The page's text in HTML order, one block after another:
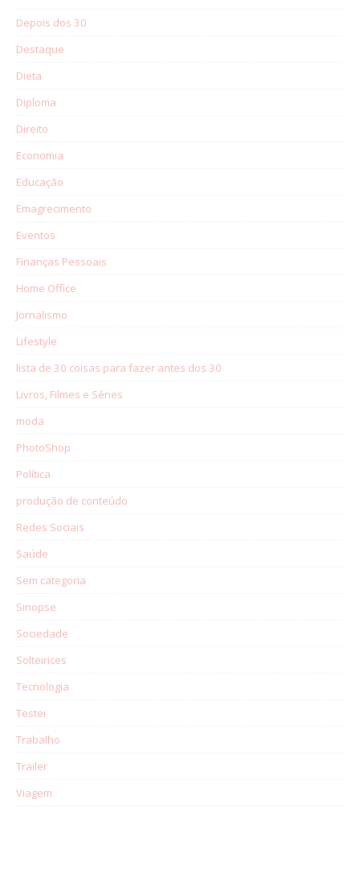
Depois dos 30
Destaque
Dieta
Diploma
Direito
Economia
Educação
Emagrecimento
Eventos
Finanças Pessoais
Home Office
Jornalismo
Lifestyle
lista de 30 coisas para fazer antes dos 30
Livros, Filmes e Séries
moda
PhotoShop
Política
produção de conteúdo
Redes Sociais
Saúde
Sem categoria
Sinopse
Sociedade
Solteirices
Tecnologia
Testei
Trabalho
Trailer
Viagem